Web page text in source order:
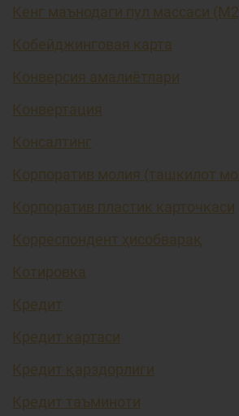
Кенг маънодаги пул массаси
Кобейджинговая карта
Конверсия амалиётлари
Конвертация
Консалтинг
Корпоратив молия (ташкилот
Корпоратив пластик карточкаси
Корреспондент ҳисобварақ
Котировка
Кредит
Кредит картаси
Кредит қарздорлиги
Кредит таъминоти